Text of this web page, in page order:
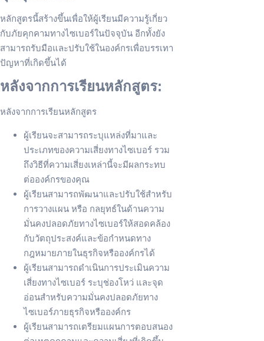
หลักสูตรนี้สร้างขึ้นเพื่อให้ผู้เรียนมีความรู้เกี่ยว
กับภัยคุกคามทางไซเบอร์ในปัจจุบัน อีกทั้งยัง
สามารถรับมือและปรับใช้ในองค์กรเพื่อบรรเทา
ปัญหาที่เกิดขึ้นได้
หลังจากการเรียนหลักสูตร:
หลังจากการเรียนหลักสูตร
ผู้เรียนจะสามารถระบุแหล่งที่มาและ
ประเภทของความเสี่ยงทางไซเบอร์ รวม
ถึงวิธีที่ความเสี่ยงเหล่านี้จะมีผลกระทบ
ต่อองค์กรของคุณ
ผู้เรียนสามารถพัฒนาและปรับใช้สำหรับ
การวางแผน หรือ กลยุทธ์ในด้านความ
มั่นคงปลอดภัยทางไซเบอร์ให้สอดคล้อง
กับวัตถุประสงค์และข้อกำหนดทาง
กฎหมายภายในธุรกิจหรือองค์กรได้
ผู้เรียนสามารถดำเนินการประเมินความ
เสี่ยงทางไซเบอร์ ระบุช่องโหว่ และจุด
อ่อนสำหรับความมั่นคงปลอดภัยทาง
ไซเบอร์ภายธุรกิจหรือองค์กร
ผู้เรียนสามารถเตรียมแผนการตอบสนอง